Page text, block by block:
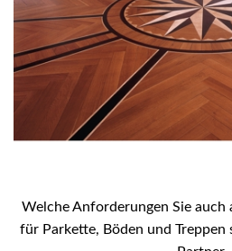
Welche Anforderungen Sie auch
für Parkette, Böden und